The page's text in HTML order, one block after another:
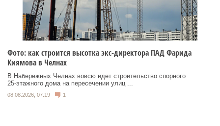
Фото: как строится высотка экс-директора ПАД Фарида
Киямова в Челнах
В Набережных Челнах вовсю идет строительство спорного
25‑этажного дома на пересечении улиц ...
08.08.2026, 07:19 1